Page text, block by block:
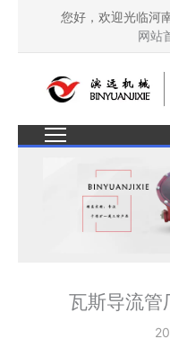
您好，欢迎光临河
网站
瓦斯导流管